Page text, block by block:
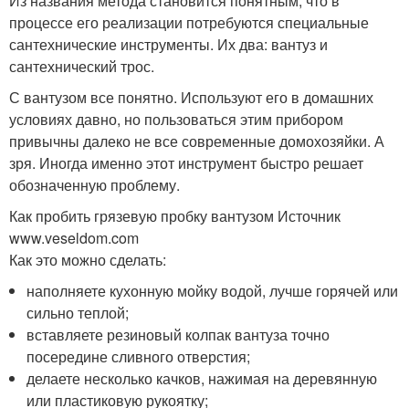
процессе его реализации потребуются специальные
сантехнические инструменты. Их два: вантуз и
сантехнический трос.
С вантузом все понятно. Используют его в домашних
условиях давно, но пользоваться этим прибором
привычны далеко не все современные домохозяйки. А
зря. Иногда именно этот инструмент быстро решает
обозначенную проблему.
Как пробить грязевую пробку вантузом Источник
www.veseldom.com
Как это можно сделать:
наполняете кухонную мойку водой, лучше горячей или
сильно теплой;
вставляете резиновый колпак вантуза точно
посередине сливного отверстия;
делаете несколько качков, нажимая на деревянную
или пластиковую рукоятку;